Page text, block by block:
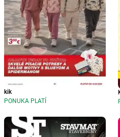
kik
PONUKA PLATÍ